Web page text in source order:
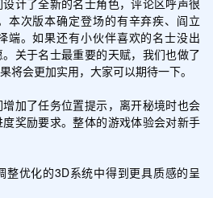
本次版本确定登场的有辛弃疾、阎立
端。如果还有小伙伴喜欢的名士没出
关于名士最重要的天赋，我们也做了
将会更加实用，大家可以期待一下。
加了任务位置提示，离开秘境时也会
奖励要求。整体的游戏体验会对新手
整优化的3D系统中得到更具质感的呈